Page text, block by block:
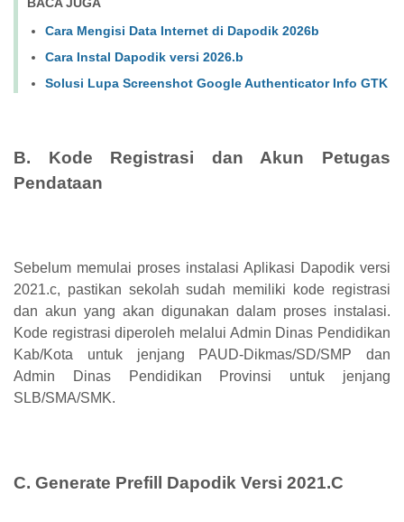
BACA JUGA
Cara Mengisi Data Internet di Dapodik 2026b
Cara Instal Dapodik versi 2026.b
Solusi Lupa Screenshot Google Authenticator Info GTK
B. Kode Registrasi dan Akun Petugas
Pendataan
Sebelum memulai proses instalasi Aplikasi Dapodik versi
2021.c, pastikan sekolah sudah memiliki kode registrasi
dan akun yang akan digunakan dalam proses instalasi.
Kode registrasi diperoleh melalui Admin Dinas Pendidikan
Kab/Kota untuk jenjang PAUD-Dikmas/SD/SMP dan
Admin Dinas Pendidikan Provinsi untuk jenjang
SLB/SMA/SMK.
C. Generate Prefill Dapodik Versi 2021.C